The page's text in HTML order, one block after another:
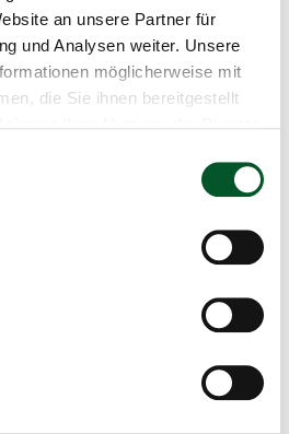
an unsere Partner für
und Analysen weiter. Unsere
möglicherweise mit
die Sie ihnen bereitgestellt
von KI für die
hinzufügen